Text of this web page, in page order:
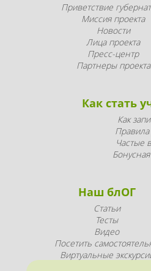
Приветствие
Миссия проекта
Новости
Лица проекта
Пресс-центр
Партнеры проекта
Как стать
Как
Правила
Частые
Наш блОГ
Статьи
Тесты
Видео
Посетить
Виртуальные